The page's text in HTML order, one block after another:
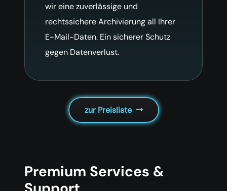
wir eine zuverlässige und
rechtssichere Archivierung all Ihrer
E-Mail-Daten. Ein sicherer Schutz
gegen Datenverlust.
zur Preisliste
Premium Services &